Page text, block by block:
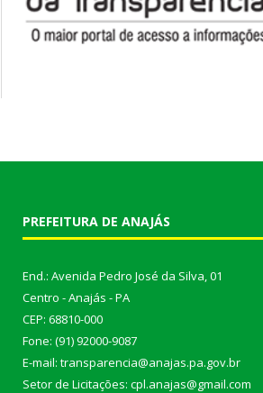
PREFEITURA DE ANAJÁS
End.: Avenida Pedro José da Silva, 01
Centro - Anajás - PA
CEP: 68810-000
Fone: (91) 92000-9087
E-mail: transparencia@anajas.pa.gov.br
Setor de Licitações: cpl.anajas@gmail.com